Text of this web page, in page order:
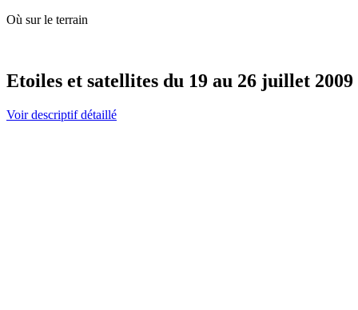
Où sur le terrain
Etoiles et satellites du 19 au 26 juillet 2009
Voir descriptif détaillé